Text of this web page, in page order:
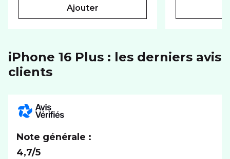
ajouter
iPhone 16 Plus : les derniers avis
clients
Note générale :
4,7/5